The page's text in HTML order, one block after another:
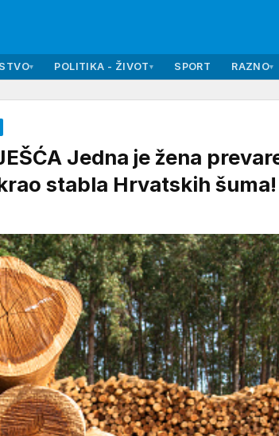
▾ POLITIKA - ŽIVOT▾ SPORT RAZNO▾
Jedna je žena
stabla Hrvatskih šuma!